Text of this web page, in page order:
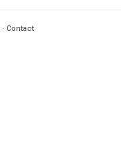
· Contact